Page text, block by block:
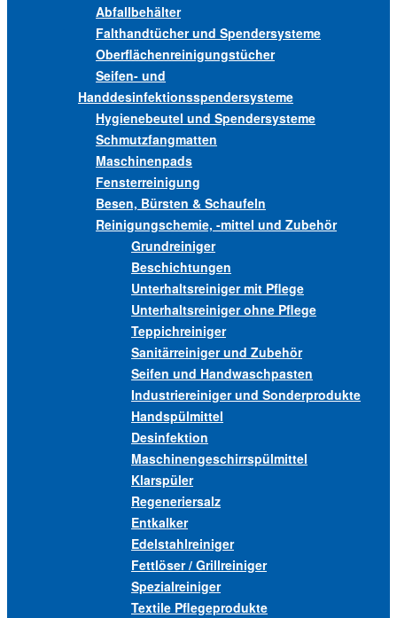
Abfallbehälter
Falthandtücher und Spendersysteme
Oberflächenreinigungstücher
Seifen- und
Handdesinfektionsspendersysteme
Hygienebeutel und Spendersysteme
Schmutzfangmatten
Maschinenpads
Fensterreinigung
Besen, Bürsten & Schaufeln
Reinigungschemie, -mittel und Zubehör
Grundreiniger
Beschichtungen
Unterhaltsreiniger mit Pflege
Unterhaltsreiniger ohne Pflege
Teppichreiniger
Sanitärreiniger und Zubehör
Seifen und Handwaschpasten
Industriereiniger und Sonderprodukte
Handspülmittel
Desinfektion
Maschinengeschirrspülmittel
Klarspüler
Regeneriersalz
Entkalker
Edelstahlreiniger
Fettlöser / Grillreiniger
Spezialreiniger
Textile Pflegeprodukte